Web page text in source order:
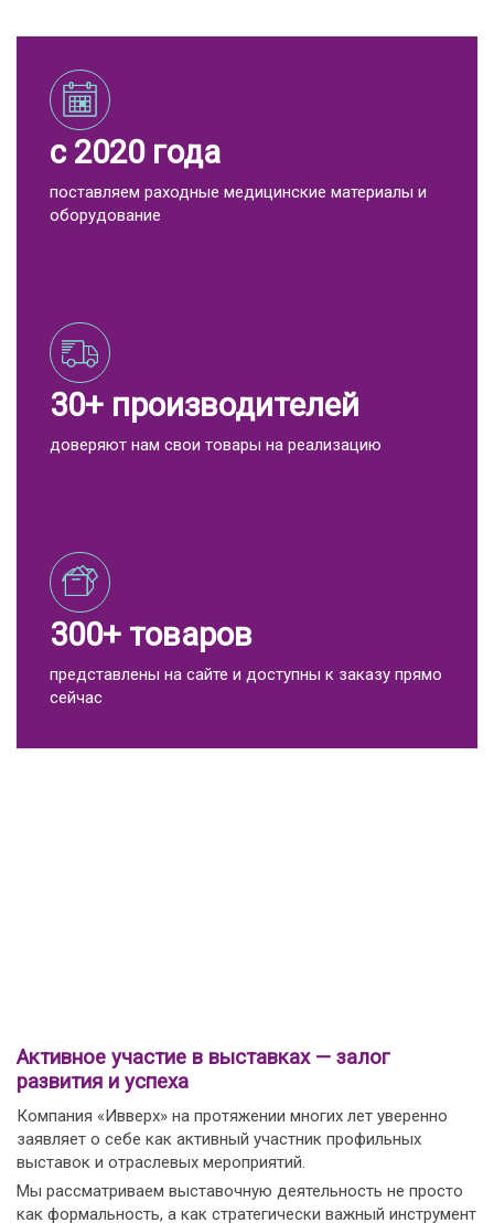
с 2020 года
поставляем раходные медицинские материалы и
оборудование
30+ производителей
доверяют нам свои товары на реализацию
300+ товаров
представлены на сайте и доступны к заказу прямо
сейчас
Активное участие в выставках — залог
развития и успеха
Компания «Ивверх» на протяжении многих лет уверенно
заявляет о себе как активный участник профильных
выставок и отраслевых мероприятий.
Мы рассматриваем выставочную деятельность не просто
как формальность, а как стратегически важный инструмент